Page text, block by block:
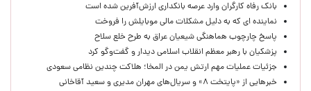
بانک رفاه کارگران وارد عرصه بانکداری ارزش‌آفرین شده است
نماینده ای که به دلیل مشکلات مالی موبایلش را فروخت
پاسخ چارچوب هماهنگی شیعیان عراق به طرح خلع سلاح
پزشکیان با رهبر معظم انقلاب اسلامی دیدار و گفت‌وگو کرد
جزئیات عملیات مهم ارتش یمن در المخا؛ هلاکت چندین نظامی سعودی
خبرهایی از «پایتخت ۸» و سریال‌های مهران مدیری و سعید آقاخانی